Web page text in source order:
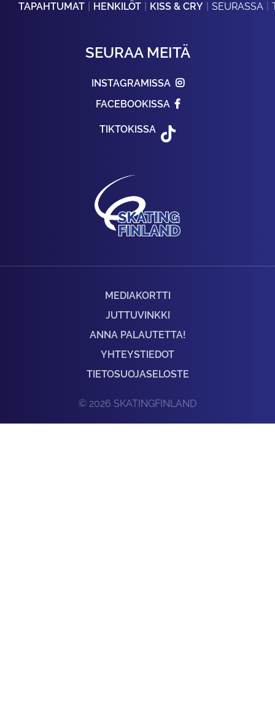
TAPAHTUMAT HENKILÖT KISS & CRY SEURASSA
SEURAA MEITÄ
INSTAGRAMISSA
FACEBOOKISSA
TIKTOKISSA
MEDIAKORTTI
JUTTUVINKKI
ANNA PALAUTETTA!
YHTEYSTIEDOT
TIETOSUOJASELOSTE
© 2026 SKATINGFINLAND